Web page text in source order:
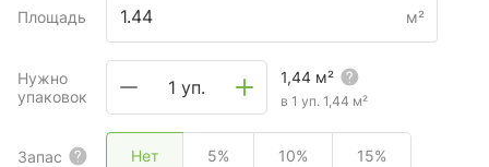
Площадь м²
Нужно
упаковок
1 уп. 1,44 м²
в 1 уп. 1,44 м²
Запас Нет 5% 10% 15%